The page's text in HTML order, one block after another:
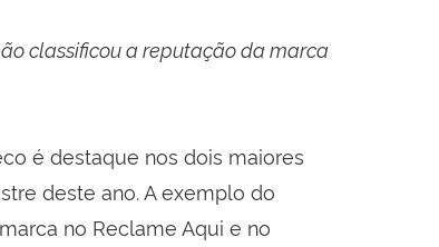
classificou a reputação da marca
é destaque nos dois maiores
deste ano. A exemplo do
no Reclame Aqui e no